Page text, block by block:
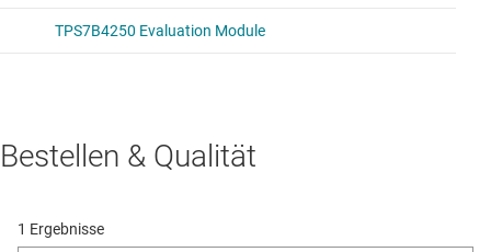
Bestellen & Qualität